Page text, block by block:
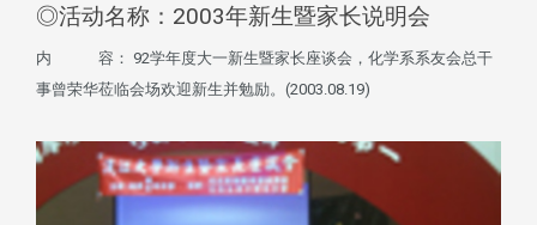
◎活动名称：2003年新生暨家长说明会
内 容： 92学年度大一新生暨家长座谈会，化学系系友会总干
事曾荣华莅临会场欢迎新生并勉励。(2003.08.19)